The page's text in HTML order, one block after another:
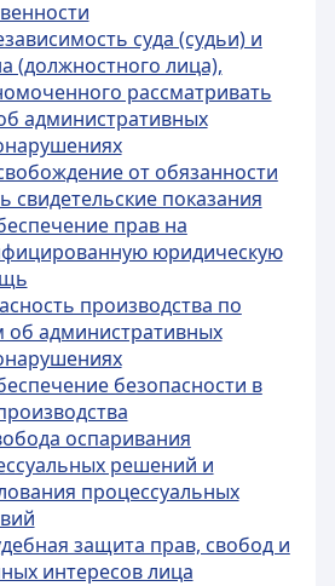
суда (судьи) и
(должностного лица),
рассматривать
административных
от обязанности
свидетельские показания
прав на
юридическую
производства по
об административных
безопасности в
оспаривания
решений и
процессуальных
защита прав, свобод и
интересов лица